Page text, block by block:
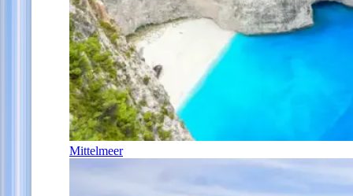
Mittelmeer